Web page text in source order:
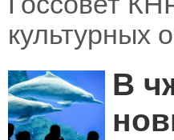
культурных
В